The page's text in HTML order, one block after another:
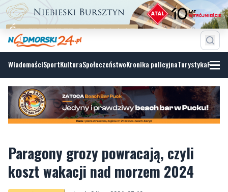
WiadomościSportKulturaSpołeczeństwoKronika policyjnaTurystyka
Paragony grozy powracają, czyli
MATERIAŁ PARTNERA wtorek, 2 lipca 2024, 07:49